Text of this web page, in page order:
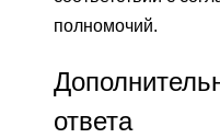
полномочий.
ответа